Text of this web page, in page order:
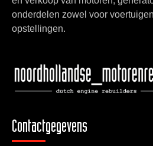
onderdelen zowel voor
opstellingen.
Contactgegevens